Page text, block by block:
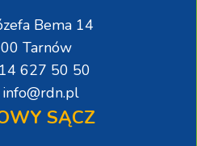
Bema 14
Tarnów
627 50 50
SĄCZ